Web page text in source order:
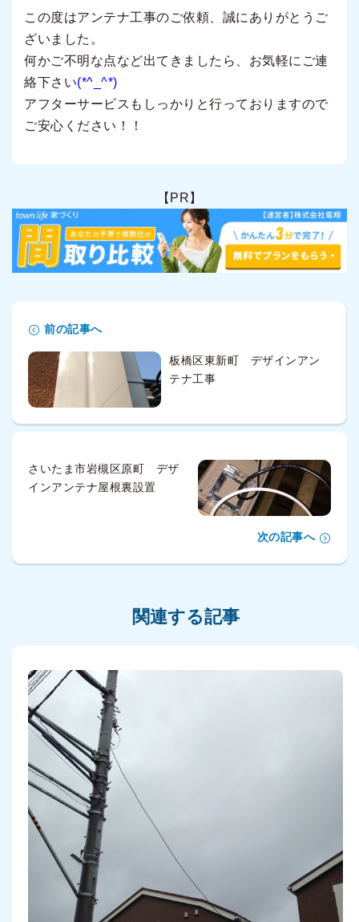
この度はアンテナ工事のご依頼、誠にありがとうご
ざいました。
何かご不明な点など出てきましたら、お気軽にご連
絡下さい(*^_^*)
アフターサービスもしっかりと行っておりますので
ご安心ください！！
【PR】
前の記事へ
板橋区東新町 デザインアン
テナ工事
さいたま市岩槻区原町 デザ
インアンテナ屋根裏設置
次の記事へ
関連する記事